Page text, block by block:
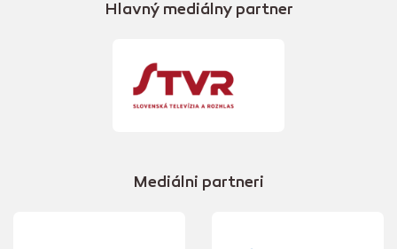
Hlavný mediálny partner
Mediálni partneri